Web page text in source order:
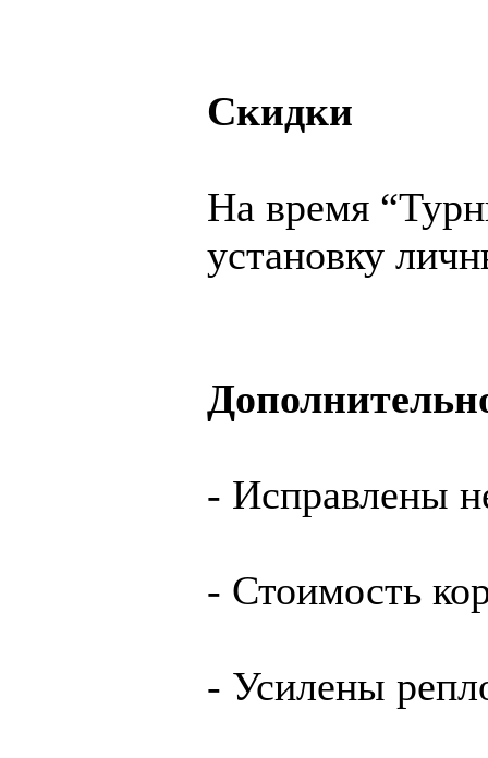
Скидки
На время
установку
- Исправлены
- Стоимость
- Усилены